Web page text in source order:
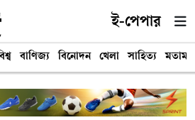
ই-পেপার
বাণিজ্য বিনোদন খেলা সাহিত্য মতামত